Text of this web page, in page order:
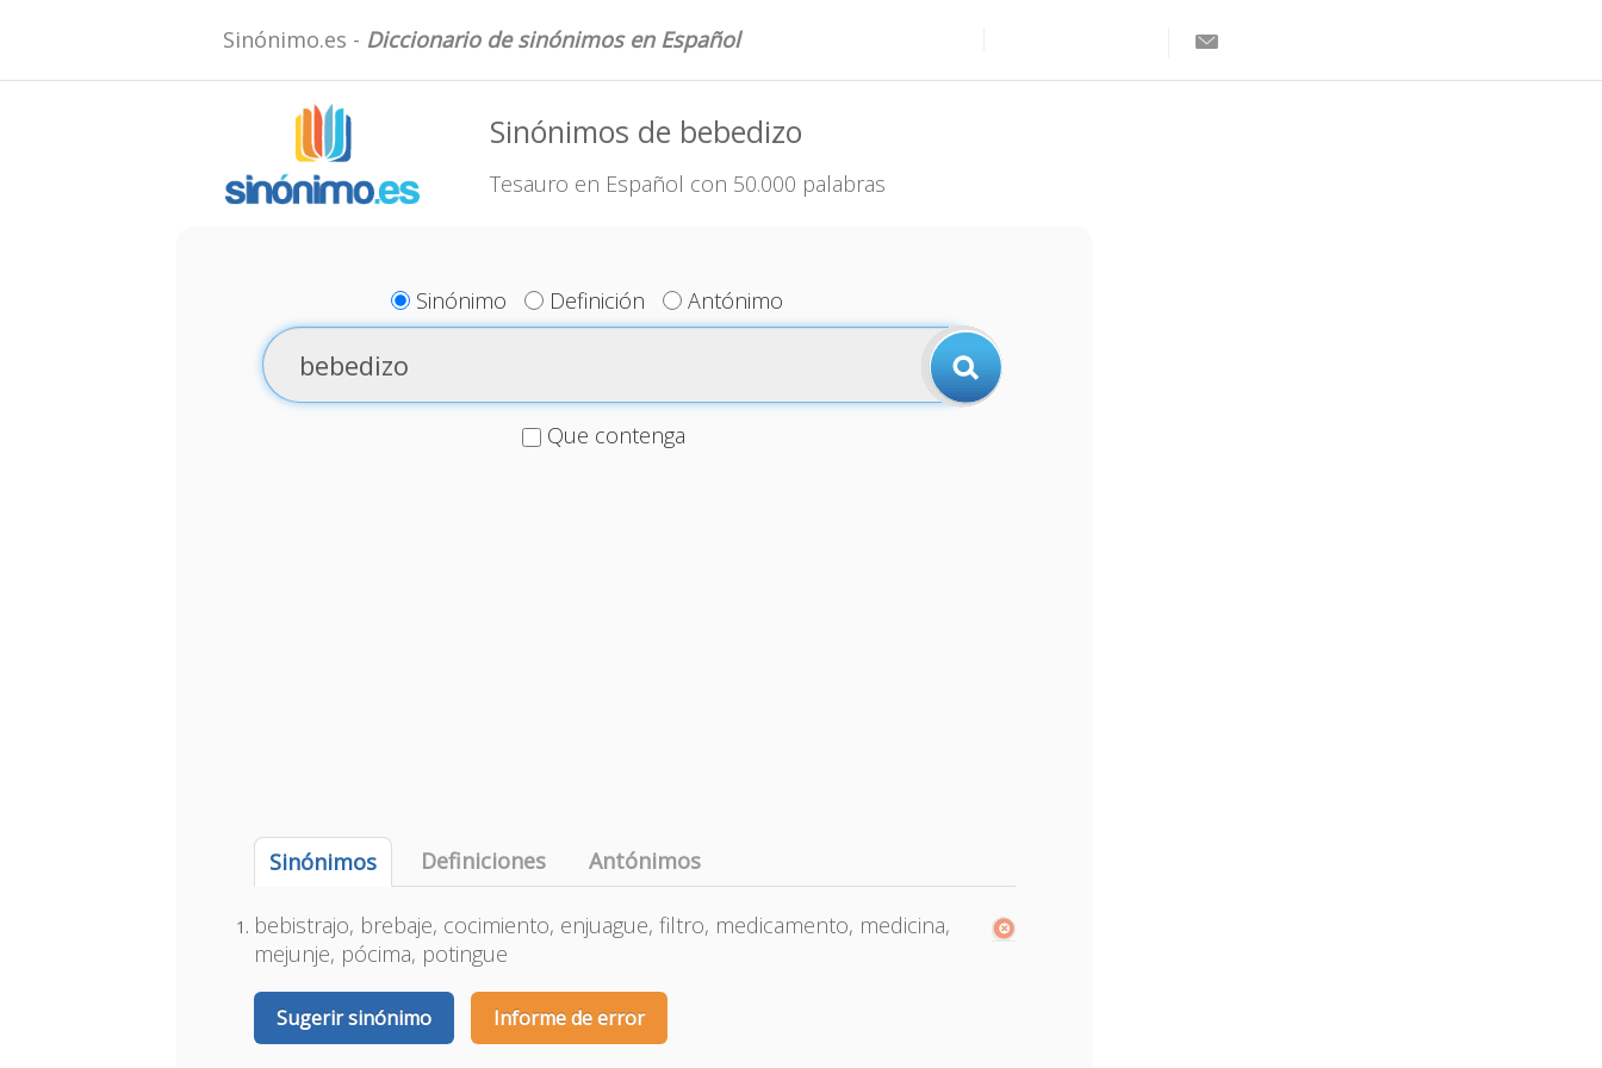
Sinónimo.es - Diccionario de sinónimos en Español
Sinónimos de bebedizo
Tesauro en Español con 50.000 palabras
Sinónimo Definición Antónimo
Que contenga
Sinónimos Definiciones Antónimos
bebistrajo, brebaje, cocimiento, enjuague, filtro, medicamento, medicina,
mejunje, pócima, potingue
Sugerir sinónimo Informe de error